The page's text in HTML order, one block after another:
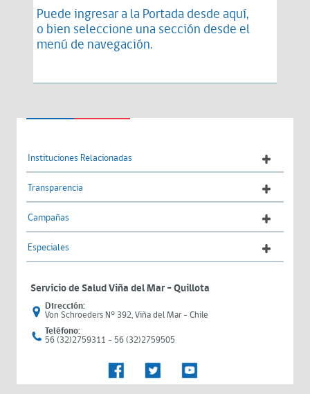
Puede ingresar a la Portada desde aquí,
o bien seleccione una sección desde el
menú de navegación.
Instituciones Relacionadas
Transparencia
Campañas
Especiales
Servicio de Salud Viña del Mar – Quillota
Dirección:
Von Schroeders N° 392, Viña del Mar - Chile
Teléfono:
56 (32)2759311 - 56 (32)2759505